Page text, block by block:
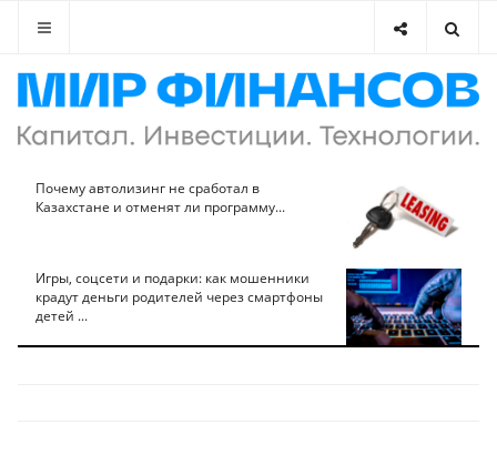
Почему автолизинг не сработал в
Казахстане и отменят ли программу...
Игры, соцсети и подарки: как мошенники
крадут деньги родителей через смартфоны
детей ...